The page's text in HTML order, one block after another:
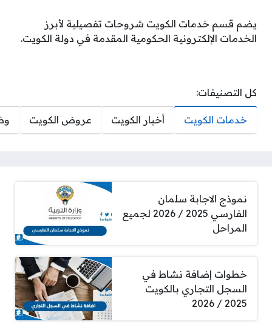
يضم قسم خدمات الكويت شروحات تفصيلية لأبرز
الخدمات الإلكترونية الحكومية المقدمة في دولة الكويت.
كل التصنيفات:
أخبار الكويت خدمات الكويت عروض الكويت
نموذج الاجابة سلمان
الفارسي 2025 / 2026 لجميع
المراحل
خطوات إضافة نشاط في
السجل التجاري بالكويت
2025 / 2026